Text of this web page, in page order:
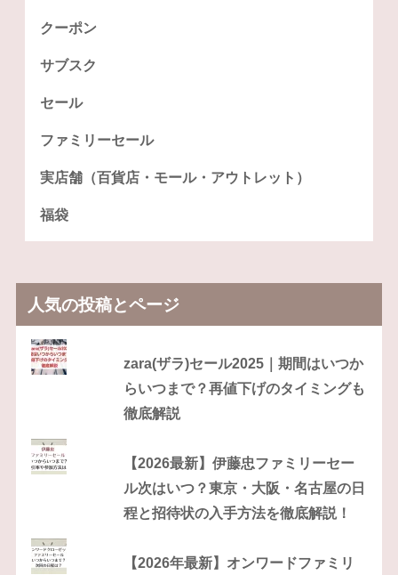
クーポン
サブスク
セール
ファミリーセール
実店舗（百貨店・モール・アウトレット）
福袋
人気の投稿とページ
zara(ザラ)セール2025｜期間はいつか
らいつまで？再値下げのタイミングも
徹底解説
【2026最新】伊藤忠ファミリーセー
ル次はいつ？東京・大阪・名古屋の日
程と招待状の入手方法を徹底解説！
【2026年最新】オンワードファミリ